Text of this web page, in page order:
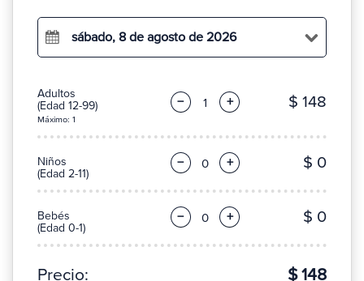
sábado, 8 de agosto de 2026
Adultos
(Edad 12-99)
Máximo: 1
− + $ 148
Niños
(Edad 2-11)
− + $ 0
Bebés
(Edad 0-1)
− + $ 0
Precio: $ 148